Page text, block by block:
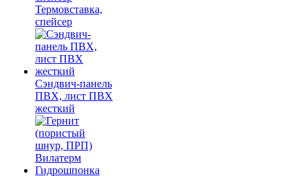
Термовставка,
спейсер
Сэндвич-панель
ПВХ, лист ПВХ
жесткий